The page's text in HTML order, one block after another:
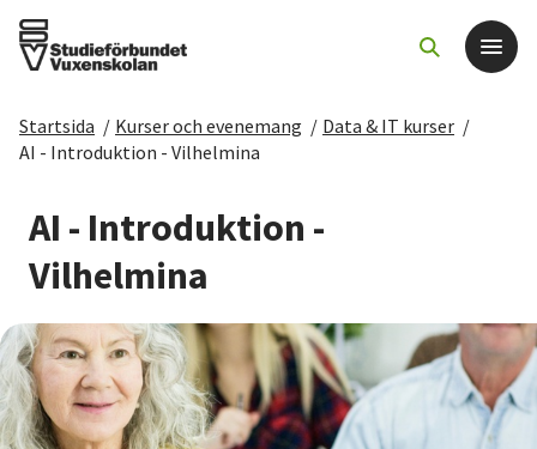
Det här gör vi
För dig som
Sök kurser och evenemang
Om SV
Starta studiecirkel
Startsida / Kurser och evenemang / Data & IT kurser /
AI - Introduktion - Vilhelmina
AI - Introduktion -
Vilhelmina